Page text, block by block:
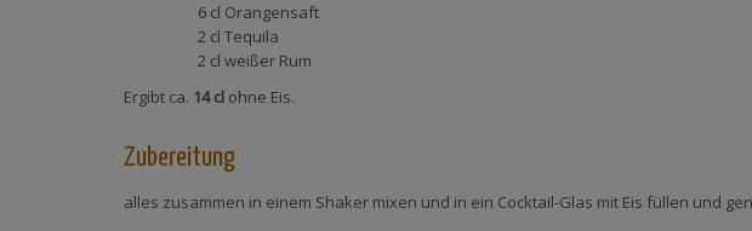
6 cl Orangensaft
2 cl Tequila
2 cl weißer Rum
Ergibt ca. 14 cl ohne Eis.
Zubereitung
alles zusammen in einem Shaker mixen und in ein Cocktail-Glas mit Eis füllen und